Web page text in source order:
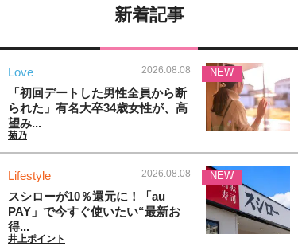
新着記事
Love 2026.08.08
「初回デートした男性全員から断
られた」有名大卒34歳女性が、高
望み...
菊乃
NEW
Lifestyle 2026.08.08
スシローが10％還元に！「au
PAY」で今すぐ使いたい“最新お
得...
井上ポイント
NEW